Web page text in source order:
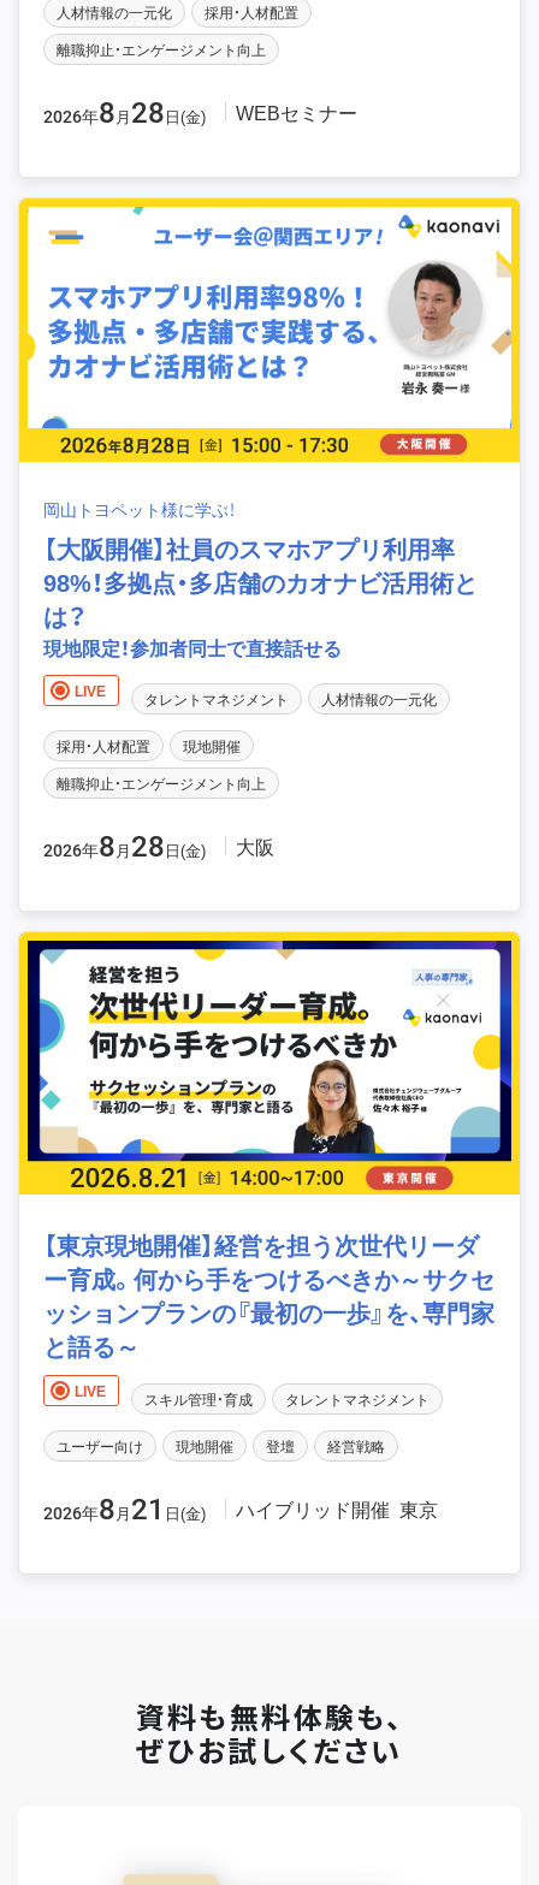
人材情報の一元化
採用・人材配置
離職抑止・エンゲージメント向上
2026年8月 28日(金) WEBセミナー
岡山トヨペット様に学ぶ！
【大阪開催】社員のスマホアプリ利用率
98%！多拠点・多店舗のカオナビ活用術と
は？
現地限定！参加者同士で直接話せる
LIVE タレントマネジメント 人材情報の一元化
採用・人材配置
現地開催
離職抑止・エンゲージメント向上
2026年8 月 28日(金) 大阪
【東京現地開催】経営を担う次世代リーダ
ー育成。何から手をつけるべきか～サクセ
ッションプランの『最初の一歩』を、専門家
と語る～
LIVE スキル管理・育成 タレントマネジメント
ユーザー向け 現地開催 登壇 経営戦略
2026年8月 21 日(金) ハイブリッド開催 東京
資料も無料体験も、
ぜひお試しください